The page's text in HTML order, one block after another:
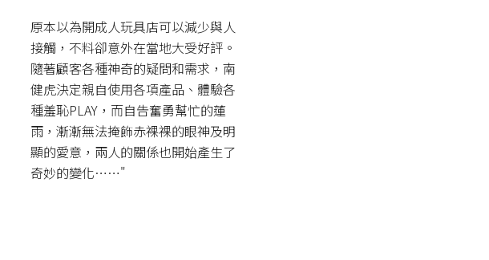
原本以為開成人玩具店可以減少與人
接觸，不料卻意外在當地大受好評。
隨著顧客各種神奇的疑問和需求，南
健虎決定親自使用各項產品、體驗各
種羞恥PLAY，而自告奮勇幫忙的蓮
雨，漸漸無法掩飾赤裸裸的眼神及明
顯的愛意，兩人的關係也開始產生了
奇妙的變化……"